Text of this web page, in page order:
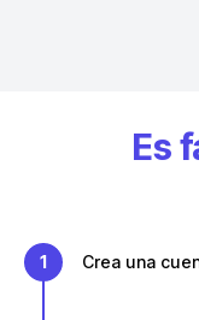
Es
1 Crea una